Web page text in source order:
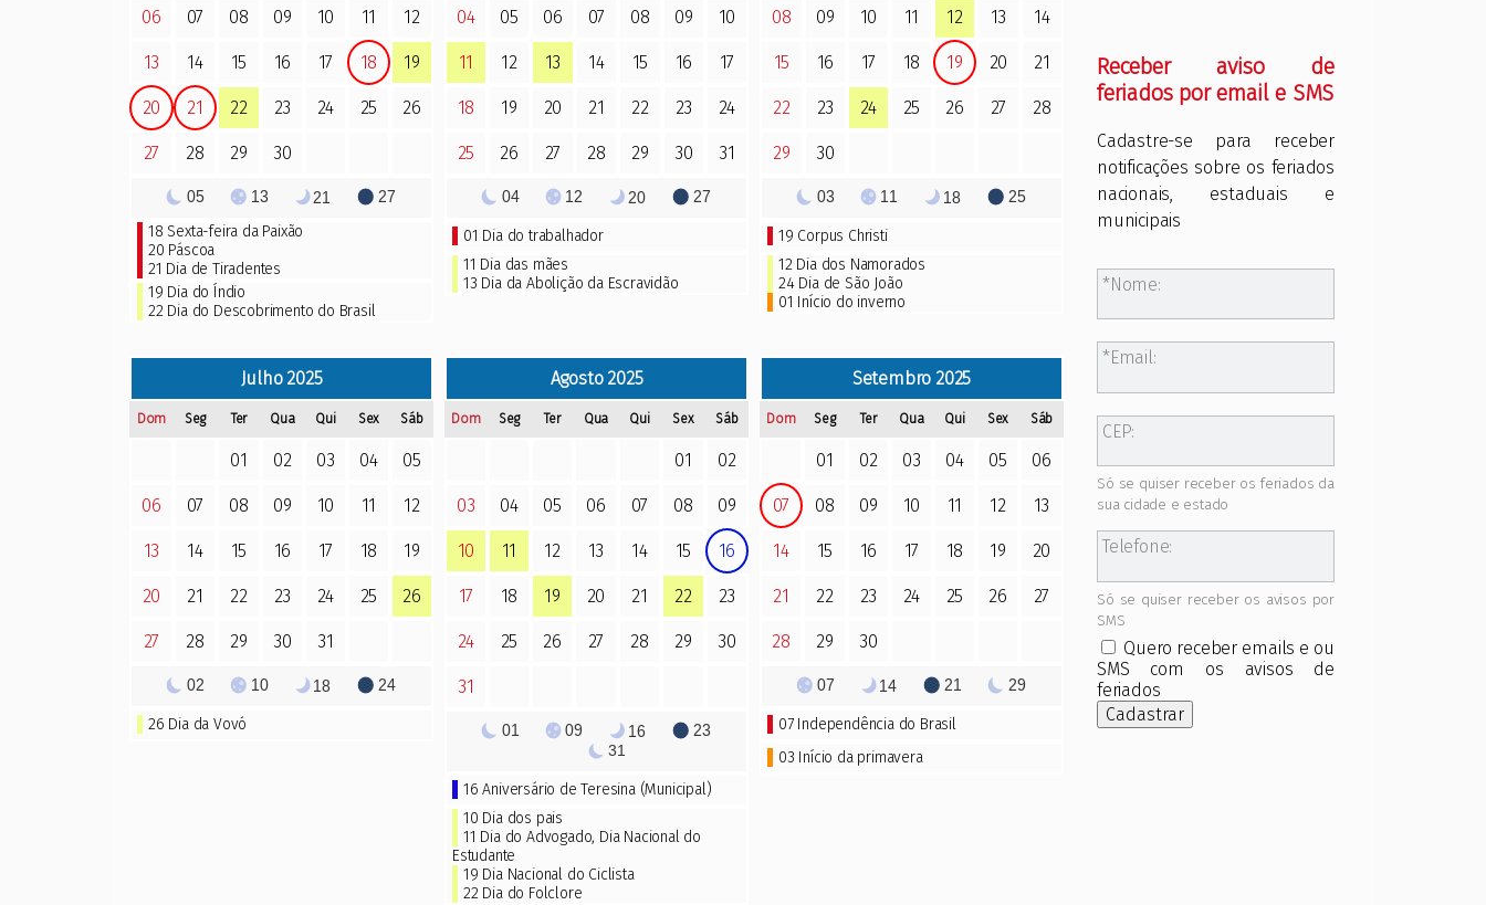
06 07 08 09 10 11 12
13 14 15 16 17 18 19
20 21 22 23 24 25 26
27 28 29 30
05 13 21 27
18 Sexta-feira da Paixão
20 Páscoa
21 Dia de Tiradentes
19 Dia do Índio
22 Dia do Descobrimento do Brasil
04 05 06 07 08 09 10
11 12 13 14 15 16 17
18 19 20 21 22 23 24
25 26 27 28 29 30 31
04 12 20 27
01 Dia do trabalhador
11 Dia das mães
13 Dia da Abolição da Escravidão
08 09 10 11 12 13 14
15 16 17 18 19 20 21
22 23 24 25 26 27 28
29 30
03 11 18 25
19 Corpus Christi
12 Dia dos Namorados
24 Dia de São João
01 Início do inverno
Julho2025
Dom Seg Ter Qua Qui Sex Sáb
01 02 03 04 05
06 07 08 09 10 11 12
13 14 15 16 17 18 19
20 21 22 23 24 25 26
27 28 29 30 31
02 10 18 24
26 Dia da Vovó
Agosto2025
Dom Seg Ter Qua Qui Sex Sáb
01 02
03 04 05 06 07 08 09
10 11 12 13 14 15 16
17 18 19 20 21 22 23
24 25 26 27 28 29 30
31
01 09 16
23
31
16 Aniversário de Teresina (Municipal)
10 Dia dos pais
11 Dia do Advogado, Dia Nacional do
Estudante
19 Dia Nacional do Ciclista
22 Dia do Folclore
Setembro 2025
Dom Seg Ter Qua Qui Sex Sáb
01 02 03 04 05 06
07 08 09 10 11 12 13
14 15 16 17 18 19 20
21 22 23 24 25 26 27
28 29 30
07 14 21 29
07 Independência do Brasil
03 Início da primavera
Receber aviso de
feriados por email e SMS
Cadastre-se para receber
notificações sobre os feriados
nacionais, estaduais e
municipais
Nome:
Email:
CEP:
Só se quiser receber os feriados da
sua cidade e estado
Telefone:
Só se quiser receber os avisos por
SMS
Quero receber emails e ou
SMS com os avisos de
feriados
Cadastrar